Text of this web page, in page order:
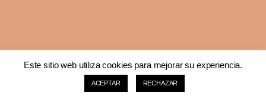
Este sitio web utiliza cookies para mejorar su experiencia.
ACEPTAR RECHAZAR